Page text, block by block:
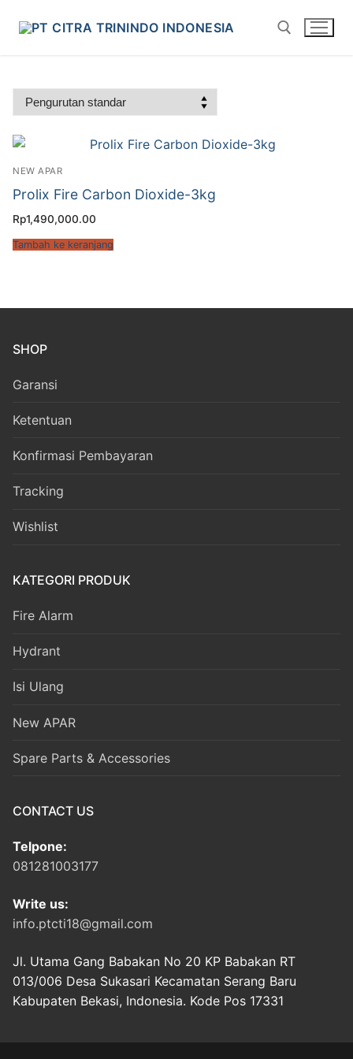
NEW APAR
Prolix Fire Carbon Dioxide-3kg
Rp1,490,000.00
Tambah ke keranjang
SHOP
Garansi
Ketentuan
Konfirmasi Pembayaran
Tracking
Wishlist
KATEGORI PRODUK
Fire Alarm
Hydrant
Isi Ulang
New APAR
Spare Parts & Accessories
CONTACT US
Telpone:
081281003177
Write us:
info.ptcti18@gmail.com
Jl. Utama Gang Babakan No 20 KP Babakan RT
013/006 Desa Sukasari Kecamatan Serang Baru
Kabupaten Bekasi, Indonesia. Kode Pos 17331